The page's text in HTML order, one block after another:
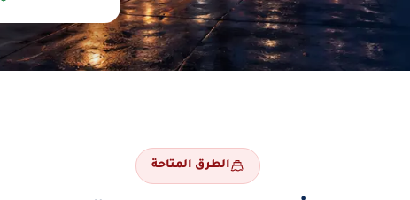
الطرق المتاحة